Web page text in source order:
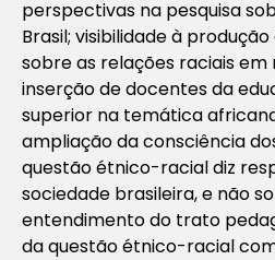
perspectivas na pesquisa
Brasil; visibilidade à
sobre as relações raciais em
inserção de docentes da
superior na temática
ampliação da consciência
questão étnico-racial diz
sociedade brasileira, e não
entendimento do trato
da questão étnico-racial